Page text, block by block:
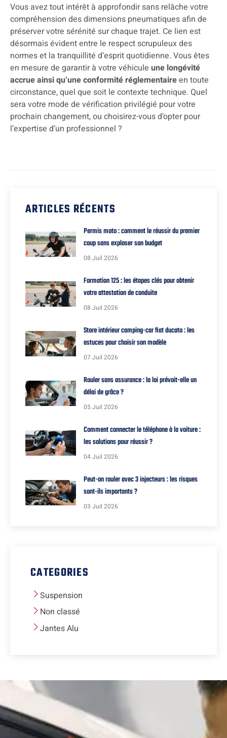
Vous avez tout intérêt à approfondir sans relâche votre
compréhension des dimensions pneumatiques afin de
préserver votre sérénité sur chaque trajet. Ce lien est
désormais évident entre le respect scrupuleux des
normes et la tranquillité d’esprit quotidienne. Vous êtes
en mesure de garantir à votre véhicule une longévité
accrue ainsi qu’une conformité réglementaireen toute
circonstance, quel que soit le contexte technique. Quel
sera votre mode de vérification privilégié pour votre
prochain changement, ou choisirez-vous d’opter pour
l’expertise d’un professionnel ?
ARTICLES RÉCENTS
Permis moto : comment le réussir du premier
coup sans exploser son budget
08 Juil 2026
Formation 125 : les étapes clés pour obtenir
votre attestation de conduite
08 Juil 2026
Store intérieur camping-car fiat ducato : les
astuces pour choisir son modèle
07 Juil 2026
Rouler sans assurance : la loi prévoit-elle un
délai de grâce ?
05 Juil 2026
Comment connecter le téléphone à la voiture :
les solutions pour réussir ?
04 Juil 2026
Peut-on rouler avec 3 injecteurs : les risques
sont-ils importants ?
03 Juil 2026
CATEGORIES
Suspension
Non classé
Jantes Alu